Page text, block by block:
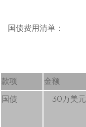
国债费用清单：
款项 金额
国债
30万美元